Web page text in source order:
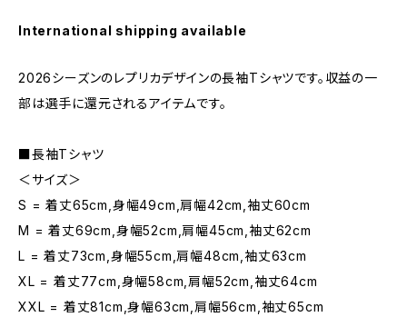
International shipping available
2026シーズンのレプリカデザインの長袖Tシャツです。収益の一
部は選手に還元されるアイテムです。
■長袖Tシャツ
＜サイズ＞
S = 着丈65cm,身幅49cm,肩幅42cm,袖丈60cm
M = 着丈69cm,身幅52cm,肩幅45cm,袖丈62cm
L = 着丈73cm,身幅55cm,肩幅48cm,袖丈63cm
XL = 着丈77cm,身幅58cm,肩幅52cm,袖丈64cm
XXL = 着丈81cm,身幅63cm,肩幅56cm,袖丈65cm